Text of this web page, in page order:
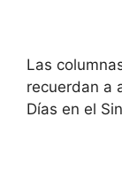
Las
recuerdan a
Días en el